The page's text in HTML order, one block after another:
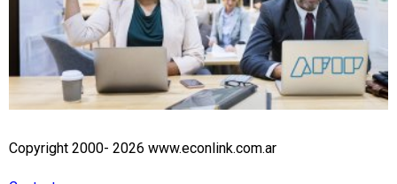
Copyright 2000- 2026 www.econlink.com.ar